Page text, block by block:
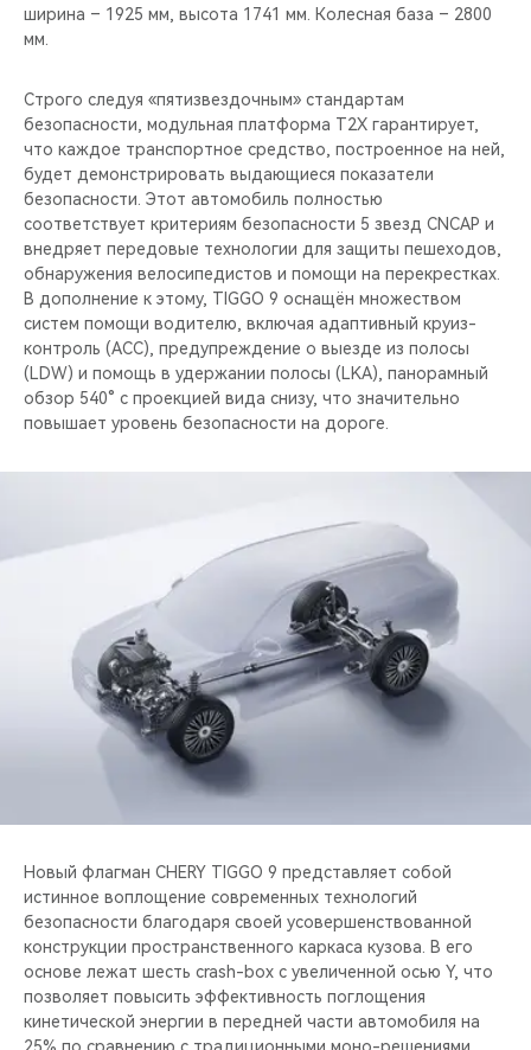
ширина – 1925 мм, высота 1741 мм. Колесная база – 2800
мм.
Строго следуя «пятизвездочным» стандартам
безопасности, модульная платформа T2X гарантирует,
что каждое транспортное средство, построенное на ней,
будет демонстрировать выдающиеся показатели
безопасности. Этот автомобиль полностью
соответствует критериям безопасности 5 звезд CNCAP и
внедряет передовые технологии для защиты пешеходов,
обнаружения велосипедистов и помощи на перекрестках.
В дополнение к этому, TIGGO 9 оснащён множеством
систем помощи водителю, включая адаптивный круиз-
контроль (ACC), предупреждение о выезде из полосы
(LDW) и помощь в удержании полосы (LKA), панорамный
обзор 540° с проекцией вида снизу, что значительно
повышает уровень безопасности на дороге.
Новый флагман CHERY TIGGO 9 представляет собой
истинное воплощение современных технологий
безопасности благодаря своей усовершенствованной
конструкции пространственного каркаса кузова. В его
основе лежат шесть crash-box с увеличенной осью Y, что
позволяет повысить эффективность поглощения
кинетической энергии в передней части автомобиля на